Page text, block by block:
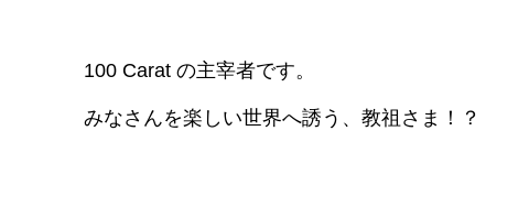
100 Carat の主宰者です。
みなさんを楽しい世界へ誘う、教祖さま！？